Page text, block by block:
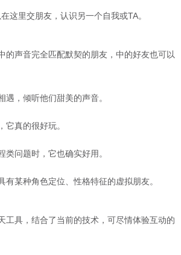
这里交朋友，认识另一个自我或TA。
的声音完全匹配默契的朋友，中的好友也可以
遇，倾听他们甜美的声音。
它真的很好玩。
类问题时，它也确实好用。
有某种角色定位、性格特征的虚拟朋友。
工具，结合了当前的技术，可尽情体验互动的